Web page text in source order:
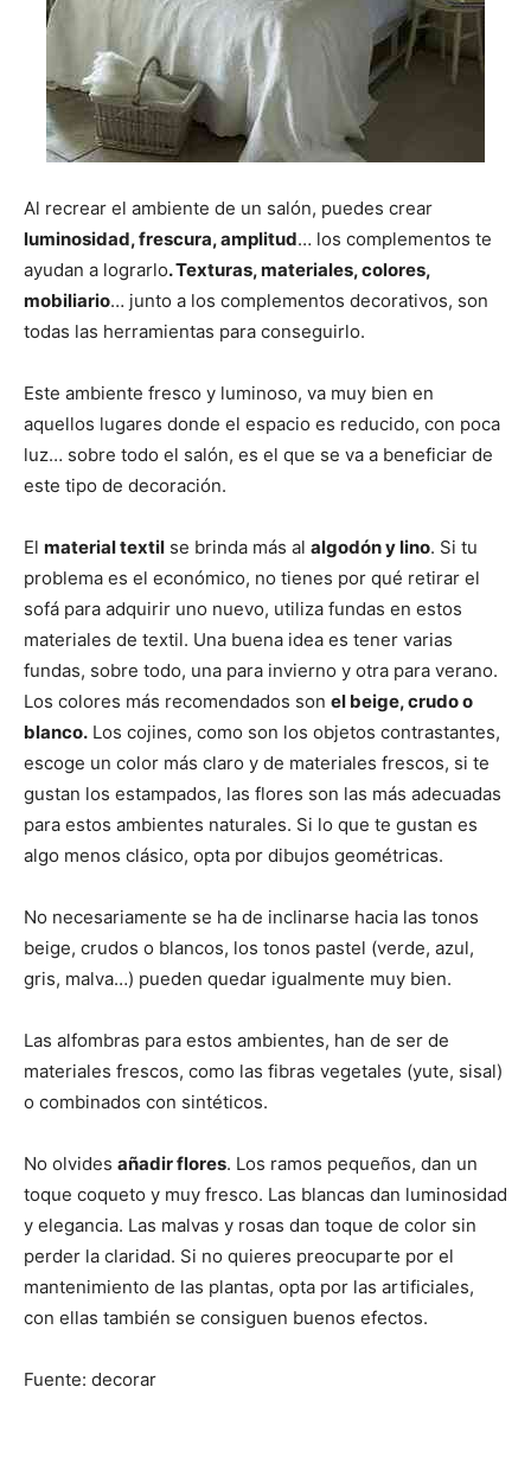
Al recrear el ambiente de un salón, puedes crear
luminosidad, frescura, amplitud… los complementos te
ayudan a lograrlo. Texturas, materiales, colores,
mobiliario… junto a los complementos decorativos, son
todas las herramientas para conseguirlo.
Este ambiente fresco y luminoso, va muy bien en
aquellos lugares donde el espacio es reducido, con poca
luz… sobre todo el salón, es el que se va a beneficiar de
este tipo de decoración.
El material textil se brinda más al algodón y lino. Si tu
problema es el económico, no tienes por qué retirar el
sofá para adquirir uno nuevo, utiliza fundas en estos
materiales de textil. Una buena idea es tener varias
fundas, sobre todo, una para invierno y otra para verano.
Los colores más recomendados son el beige, crudo o
blanco. Los cojines, como son los objetos contrastantes,
escoge un color más claro y de materiales frescos, si te
gustan los estampados, las flores son las más adecuadas
para estos ambientes naturales. Si lo que te gustan es
algo menos clásico, opta por dibujos geométricas.
No necesariamente se ha de inclinarse hacia las tonos
beige, crudos o blancos, los tonos pastel (verde, azul,
gris, malva…) pueden quedar igualmente muy bien.
Las alfombras para estos ambientes, han de ser de
materiales frescos, como las fibras vegetales (yute, sisal)
o combinados con sintéticos.
No olvides añadir flores. Los ramos pequeños, dan un
toque coqueto y muy fresco. Las blancas dan luminosidad
y elegancia. Las malvas y rosas dan toque de color sin
perder la claridad. Si no quieres preocuparte por el
mantenimiento de las plantas, opta por las artificiales,
con ellas también se consiguen buenos efectos.
Fuente: decorar